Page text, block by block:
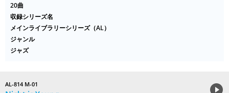
20曲
収録シリーズ名
メインライブラリーシリーズ（AL）
ジャンル
ジャズ
AL-814 M-01